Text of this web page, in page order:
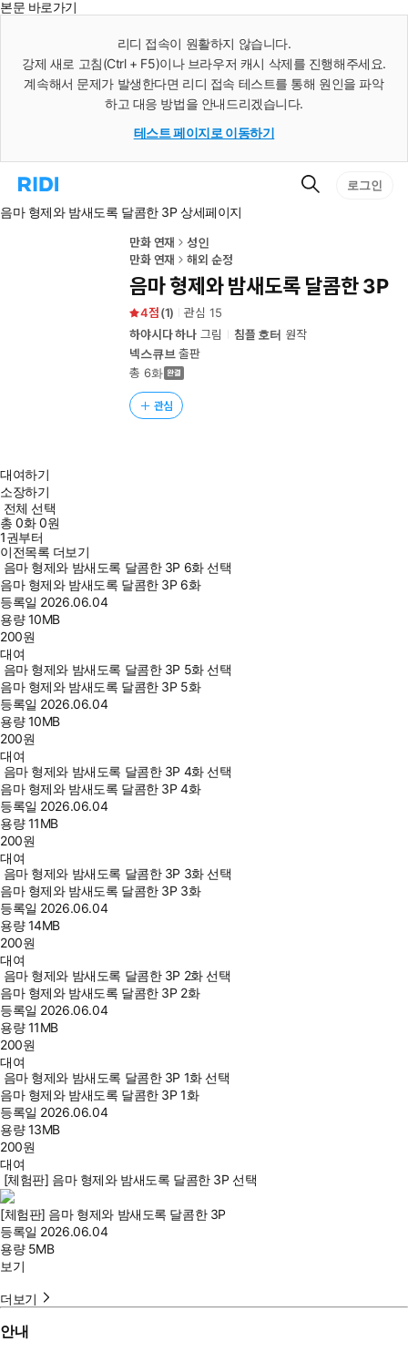
본문 바로가기
리디 접속이 원활하지 않습니다.
강제 새로 고침(Ctrl + F5)이나 브라우저 캐시 삭제를 진행해주세요.
계속해서 문제가 발생한다면 리디 접속 테스트를 통해 원인을 파악
하고 대응 방법을 안내드리겠습니다.
테스트 페이지로 이동하기
리
홈
검
로그인
음마 형제와 밤새도록 달콤한 3P 상세페이지
만화 연재
성인
만화 연재
해외 순정
음마 형제와 밤새도록 달콤한 3P
4 (1) 관심 15
하야시다 하나 그림 침플 호터 원작
넥스큐브 출판
총 6화
관심
대여하기
소장하기
전체 선택
총0화0원
1권부터
이전목록 더보기
음마 형제와 밤새도록 달콤한 3P 6화 선택
음마 형제와 밤새도록 달콤한 3P 6화
등록일 2026.06.04
용량10MB
200원
대여
음마 형제와 밤새도록 달콤한 3P 5화 선택
음마 형제와 밤새도록 달콤한 3P 5화
등록일 2026.06.04
용량10MB
200원
대여
음마 형제와 밤새도록 달콤한 3P 4화 선택
음마 형제와 밤새도록 달콤한 3P 4화
등록일 2026.06.04
용량11MB
200원
대여
음마 형제와 밤새도록 달콤한 3P 3화 선택
음마 형제와 밤새도록 달콤한 3P 3화
등록일 2026.06.04
용량14MB
200원
대여
음마 형제와 밤새도록 달콤한 3P 2화 선택
음마 형제와 밤새도록 달콤한 3P 2화
등록일 2026.06.04
용량11MB
200원
대여
음마 형제와 밤새도록 달콤한 3P 1화 선택
음마 형제와 밤새도록 달콤한 3P 1화
등록일 2026.06.04
용량13MB
200원
대여
[체험판] 음마 형제와 밤새도록 달콤한 3P 선택
[체험판] 음마 형제와 밤새도록 달콤한 3P
등록일 2026.06.04
용량 5MB
보기
더보기
안내